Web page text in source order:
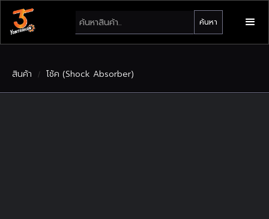
สินค้า / โช้ค (Shock Absorber)